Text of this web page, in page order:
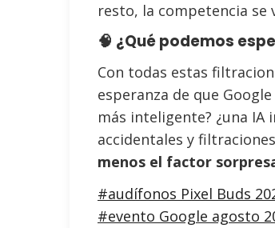
resto, la competencia se
🧠 ¿Qué podemos
Con todas estas
esperanza de que
más inteligente? ¿una IA
accidentales y
menos el factor
#audífonos Pixel Buds
#evento Google agosto